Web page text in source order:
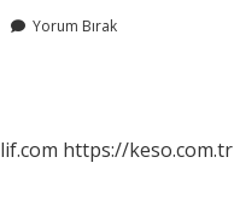
Yorum Bırak
https://keso.com.tr